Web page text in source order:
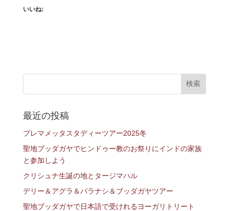
いいね:
最近の投稿
プレマメッタスタディーツアー2025冬
聖地ブッダガヤでヒンドゥー教のお祭りにインドの家族
と参加しよう
クリシュナ生誕の地とタージマハル
デリー＆アグラ＆バラナシ＆ブッダガヤツアー
聖地ブッダガヤで日本語で受けれるヨーガリトリート